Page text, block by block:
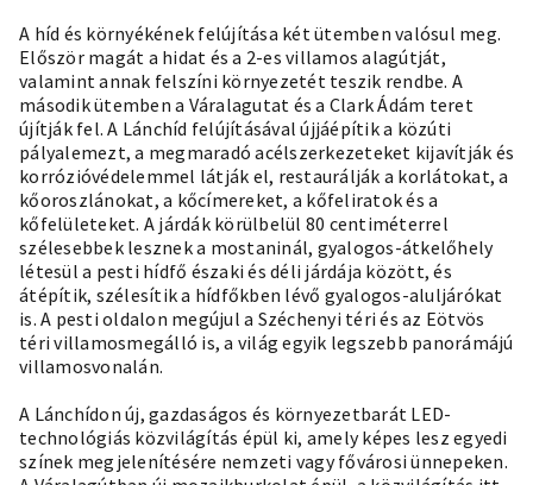
A híd és környékének felújítása két ütemben valósul meg.
Először magát a hidat és a 2-es villamos alagútját,
valamint annak felszíni környezetét teszik rendbe. A
második ütemben a Váralagutat és a Clark Ádám teret
újítják fel. A Lánchíd felújításával újjáépítik a közúti
pályalemezt, a megmaradó acélszerkezeteket kijavítják és
korrózióvédelemmel látják el, restaurálják a korlátokat, a
kőoroszlánokat, a kőcímereket, a kőfeliratok és a
kőfelületeket. A járdák körülbelül 80 centiméterrel
szélesebbek lesznek a mostaninál, gyalogos-átkelőhely
létesül a pesti hídfő északi és déli járdája között, és
átépítik, szélesítik a hídfőkben lévő gyalogos-aluljárókat
is. A pesti oldalon megújul a Széchenyi téri és az Eötvös
téri villamosmegálló is,a világ egyik legszebb panorámájú
villamosvonalán.
A Lánchídon új, gazdaságos és környezetbarát LED-
technológiás közvilágítás épül ki, amely képes lesz egyedi
színek megjelenítésére nemzeti vagy fővárosi ünnepeken.